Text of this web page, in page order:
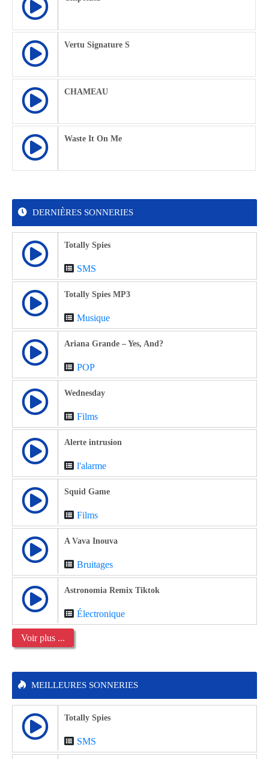
Vertu Signature S
CHAMEAU
Waste It On Me
DERNIÈRES SONNERIES
Totally Spies
SMS
Totally Spies MP3
Musique
Ariana Grande – Yes, And?
POP
Wednesday
Films
Alerte intrusion
l'alarme
Squid Game
Films
A Vava Inouva
Bruitages
Astronomia Remix Tiktok
Électronique
Voir plus ...
MEILLEURES SONNERIES
Totally Spies
SMS